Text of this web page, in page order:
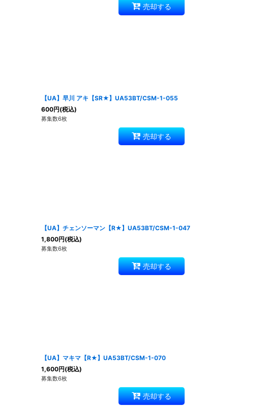
売却する
【UA】早川 アキ【SR★】UA53BT/CSM-1-055
600円(税込)
募集数6枚
売却する
【UA】チェンソーマン【R★】UA53BT/CSM-1-047
1,800円(税込)
募集数6枚
売却する
【UA】マキマ【R★】UA53BT/CSM-1-070
1,600円(税込)
募集数6枚
売却する